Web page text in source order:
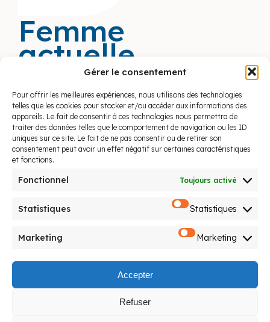
Gérer le consentement
Pour offrir les meilleures expériences, nous utilisons des technologies
telles que les cookies pour stocker et/ou accéder aux informations des
appareils. Le fait de consentir à ces technologies nous permettra de
traiter des données telles que le comportement de navigation ou les ID
uniques sur ce site. Le fait de ne pas consentir ou de retirer son
consentement peut avoir un effet négatif sur certaines caractéristiques
et fonctions.
Fonctionnel Toujours activé
Statistiques Statistiques
Marketing Marketing
Accepter
Refuser
Femme
actuelle
2019
Nous suivre